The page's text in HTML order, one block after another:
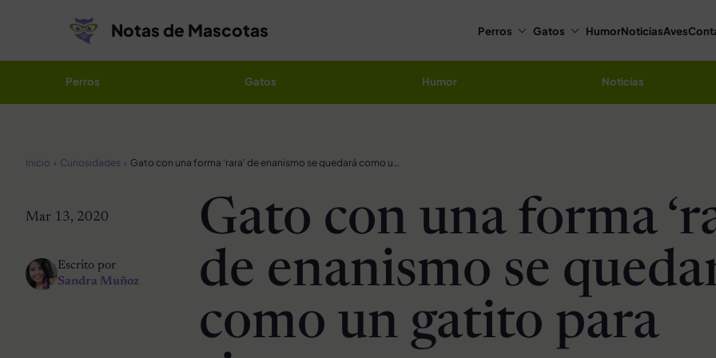
Notas de Mascotas Perros Gatos HumorNoticiasAves
Perros Gatos Humor Noticias
Inicio Curiosidades Gato con una forma ‘rara’ de enanismo se quedará como un gatito para siempre
Mar 13, 2020
Escrito por
Sandra Muñoz
Gato con una forma
de enanismo se
como un gatito para